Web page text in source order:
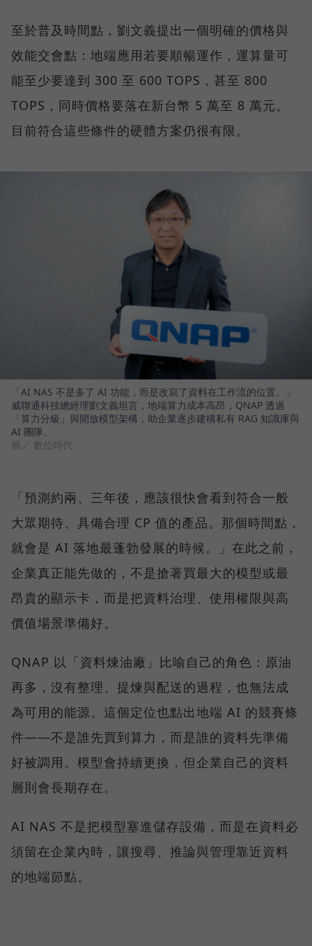
至於普及時間點，劉文義提出一個明確的價格與
效能交會點：地端應用若要順暢運作，運算量可
能至少要達到 300 至 600 TOPS，甚至 800
TOPS，同時價格要落在新台幣 5 萬至 8 萬元。
目前符合這些條件的硬體方案仍很有限。
「AI NAS 不是多了 AI 功能，而是改寫了資料在工作流的位置。」
威聯通科技總經理劉文義坦言，地端算力成本高昂，QNAP 透過
「算力分級」與開放模型架構，助企業逐步建構私有 RAG 知識庫與
AI 團隊。
圖／ 數位時代
「預測約兩、三年後，應該很快會看到符合一般
大眾期待、具備合理 CP 值的產品。那個時間點，
就會是 AI 落地最蓬勃發展的時候。」在此之前，
企業真正能先做的，不是搶著買最大的模型或最
昂貴的顯示卡，而是把資料治理、使用權限與高
價值場景準備好。
QNAP 以「資料煉油廠」比喻自己的角色：原油
再多，沒有整理、提煉與配送的過程，也無法成
為可用的能源。這個定位也點出地端 AI 的競賽條
件——不是誰先買到算力，而是誰的資料先準備
好被調用。模型會持續更換，但企業自己的資料
層則會長期存在。
AI NAS 不是把模型塞進儲存設備，而是在資料必
須留在企業內時，讓搜尋、推論與管理靠近資料
的地端節點。